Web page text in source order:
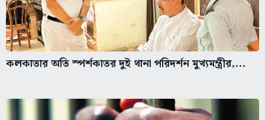
কলকাতার অতি স্পর্শকাতর দুই থানা পরিদর্শন মুখ্যমন্ত্রীর,...